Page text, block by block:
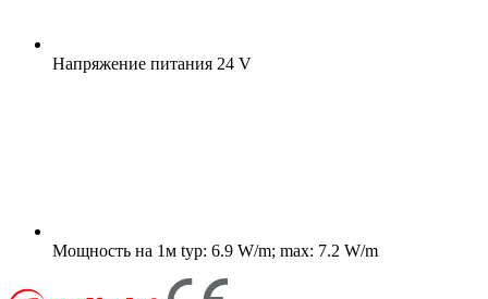
Напряжение питания 24 V
Мощность на 1м typ: 6.9 W/m; max: 7.2 W/m